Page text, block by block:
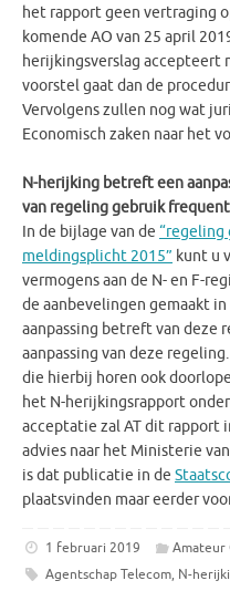
het rapport geen vertraging
komende AO van 25 april
herijkingsverslag accepteert
voorstel gaat dan de
Vervolgens zullen nog wat
Economisch zaken naar het
N-herijking betreft een
van regeling gebruik
In de bijlage van de
meldingsplicht 2015” kunt u
vermogens aan de N- en F-
de aanbevelingen gemaakt
aanpassing betreft van deze
aanpassing van deze
die hierbij horen ook
het N-herijkingsrapport
acceptatie zal AT dit rapport
advies naar het Ministerie
is dat publicatie in de
plaatsvinden maar eerder
1 februari 2019
Amateur
Agentschap Telecom, N-